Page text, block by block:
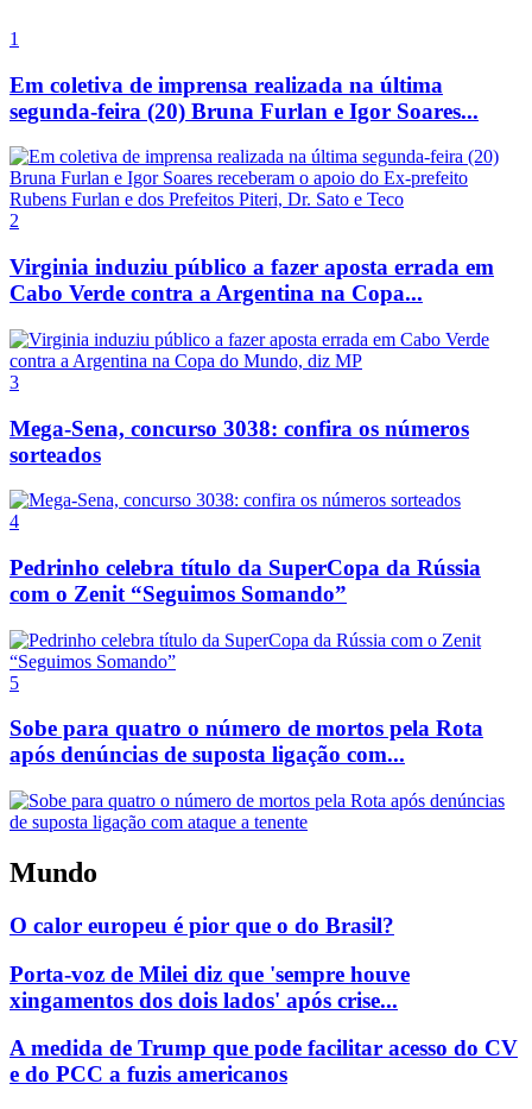
1
Em coletiva de imprensa realizada na última
segunda-feira (20) Bruna Furlan e Igor Soares...
2
Virginia induziu público a fazer aposta errada em
Cabo Verde contra a Argentina na Copa...
3
Mega-Sena, concurso 3038: confira os números
sorteados
4
Pedrinho celebra título da SuperCopa da Rússia
com o Zenit “Seguimos Somando”
5
Sobe para quatro o número de mortos pela Rota
após denúncias de suposta ligação com...
Mundo
O calor europeu é pior que o do Brasil?
Porta-voz de Milei diz que 'sempre houve
xingamentos dos dois lados' após crise...
A medida de Trump que pode facilitar acesso do CV
e do PCC a fuzis americanos